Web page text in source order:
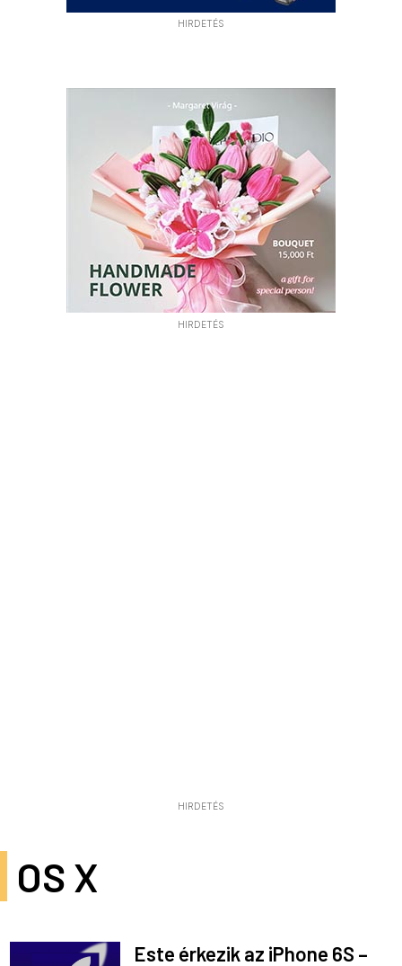
HIRDETÉS
HIRDETÉS
HIRDETÉS
OS X
Este érkezik az iPhone 6S –